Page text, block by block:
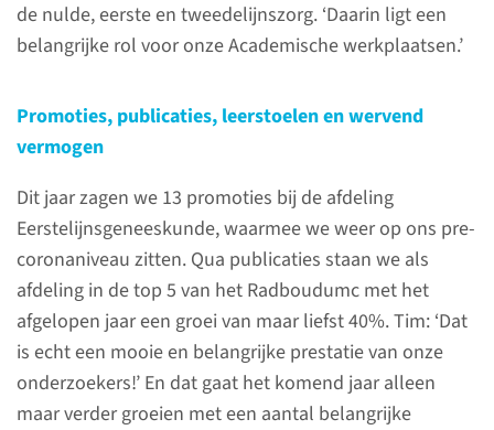
de nulde, eerste en tweedelijnszorg. ‘Daarin ligt een
belangrijke rol voor onze Academische werkplaatsen.’
Promoties, publicaties, leerstoelen en wervend
vermogen
Dit jaar zagen we 13 promoties bij de afdeling
Eerstelijnsgeneeskunde, waarmee we weer op ons pre-
coronaniveau zitten. Qua publicaties staan we als
afdeling in de top 5 van het Radboudumc met het
afgelopen jaar een groei van maar liefst 40%. Tim: ‘Dat
is echt een mooie en belangrijke prestatie van onze
onderzoekers!’ En dat gaat het komend jaar alleen
maar verder groeien met een aantal belangrijke
2024 in beeld
Onze afdeling in 2024